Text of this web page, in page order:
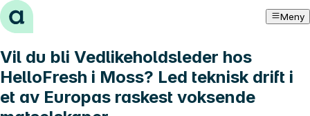
Hopp til innhold Meny
Vil du bli Vedlikeholdsleder hos
HelloFresh i Moss? Led teknisk drift i
et av Europas raskest voksende